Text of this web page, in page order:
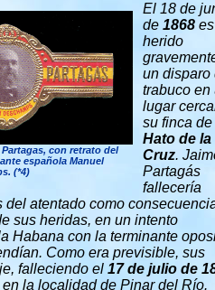
con retrato del
española Manuel
(*4)
El 18 de
de 1868 es
herido
un disparo
trabuco en
lugar
su finca de
Hato de la
Cruz.
Partagás
fallecería
del atentado como
sus heridas, en un intento
Habana con la terminante
Como era previsible, sus
falleciendo el 17 de julio de
la localidad de Pinar del Río.